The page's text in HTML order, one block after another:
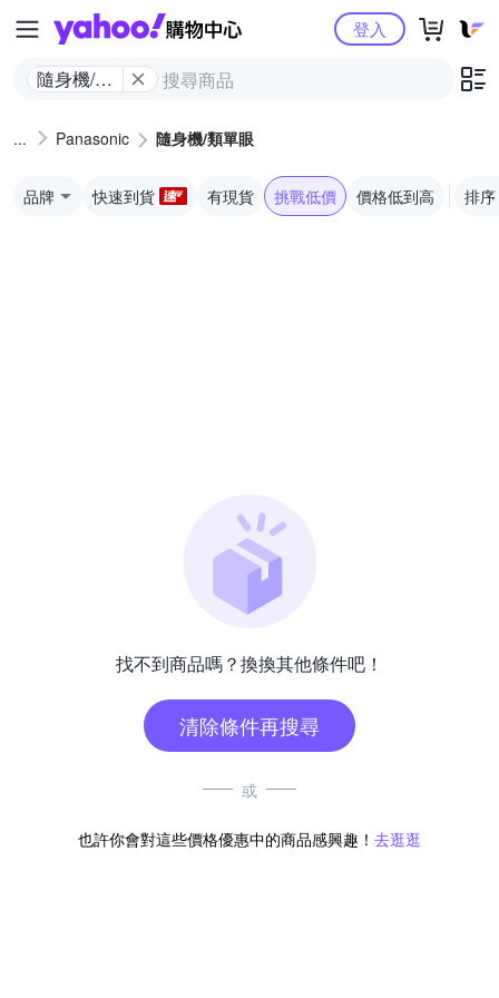
Yahoo購物中心
隨身機/類
登入
Panasonic 隨身機/類單眼
品牌 快速到貨 有現貨 挑戰低價 價格低到高 排序
找不到商品嗎？換換其他條件吧！
清除條件再搜尋
或
也許你會對這些價格優惠中的商品感興趣！ 去逛逛